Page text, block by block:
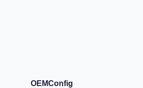
OEMConfig